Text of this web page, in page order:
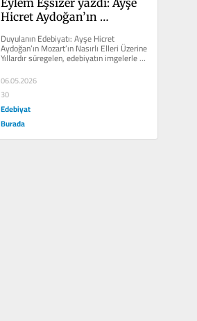
Hicret Aydoğan’ın
Üzerine
Duyulanın Edebiyatı: Ayşe Hicret
Aydoğan’ın Mozart’ın Nasırlı Elleri Üzerine
Yıllardır süregelen, edebiyatın imgelerle bir
sahneleme...
06.05.2026
30
Edebiyat
Burada